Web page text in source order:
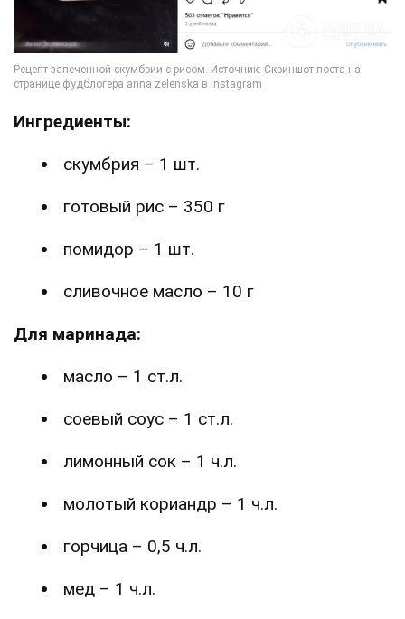
Ингредиенты:
скумбрия – 1 шт.
готовый рис – 350 г
помидор – 1 шт.
сливочное масло – 10 г
Для маринада:
масло – 1 ст.л.
соевый соус – 1 ст.л.
лимонный сок – 1 ч.л.
молотый кориандр – 1 ч.л.
горчица – 0,5 ч.л.
мед – 1 ч.л.